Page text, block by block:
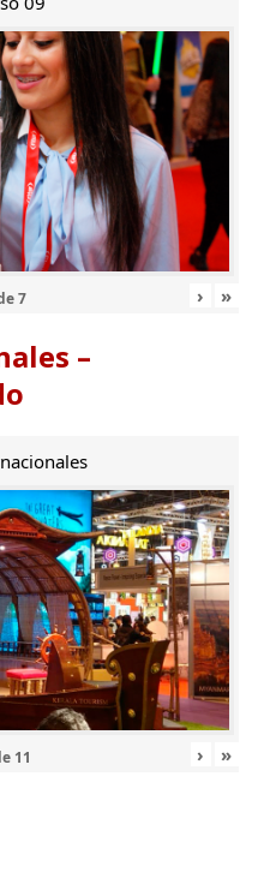
7 › »
–
11 › »